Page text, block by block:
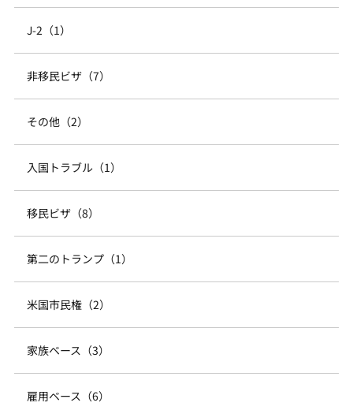
J-2（1）
非移民ビザ（7）
その他（2）
入国トラブル（1）
移民ビザ（8）
第二のトランプ（1）
米国市民権（2）
家族ベース（3）
雇用ベース（6）